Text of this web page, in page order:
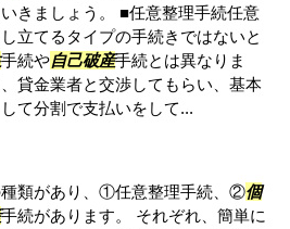
きましょう。 ■任意整理手続任意
立てるタイプの手続きではないと
手続や自己破産手続とは異なりま
貸金業者と交渉してもらい、基本
て分割で支払いをして...
種類があり、①任意整理手続、②個
手続があります。 それぞれ、簡単に